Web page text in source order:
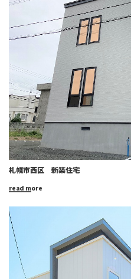
札幌市西区 新築住宅
read more